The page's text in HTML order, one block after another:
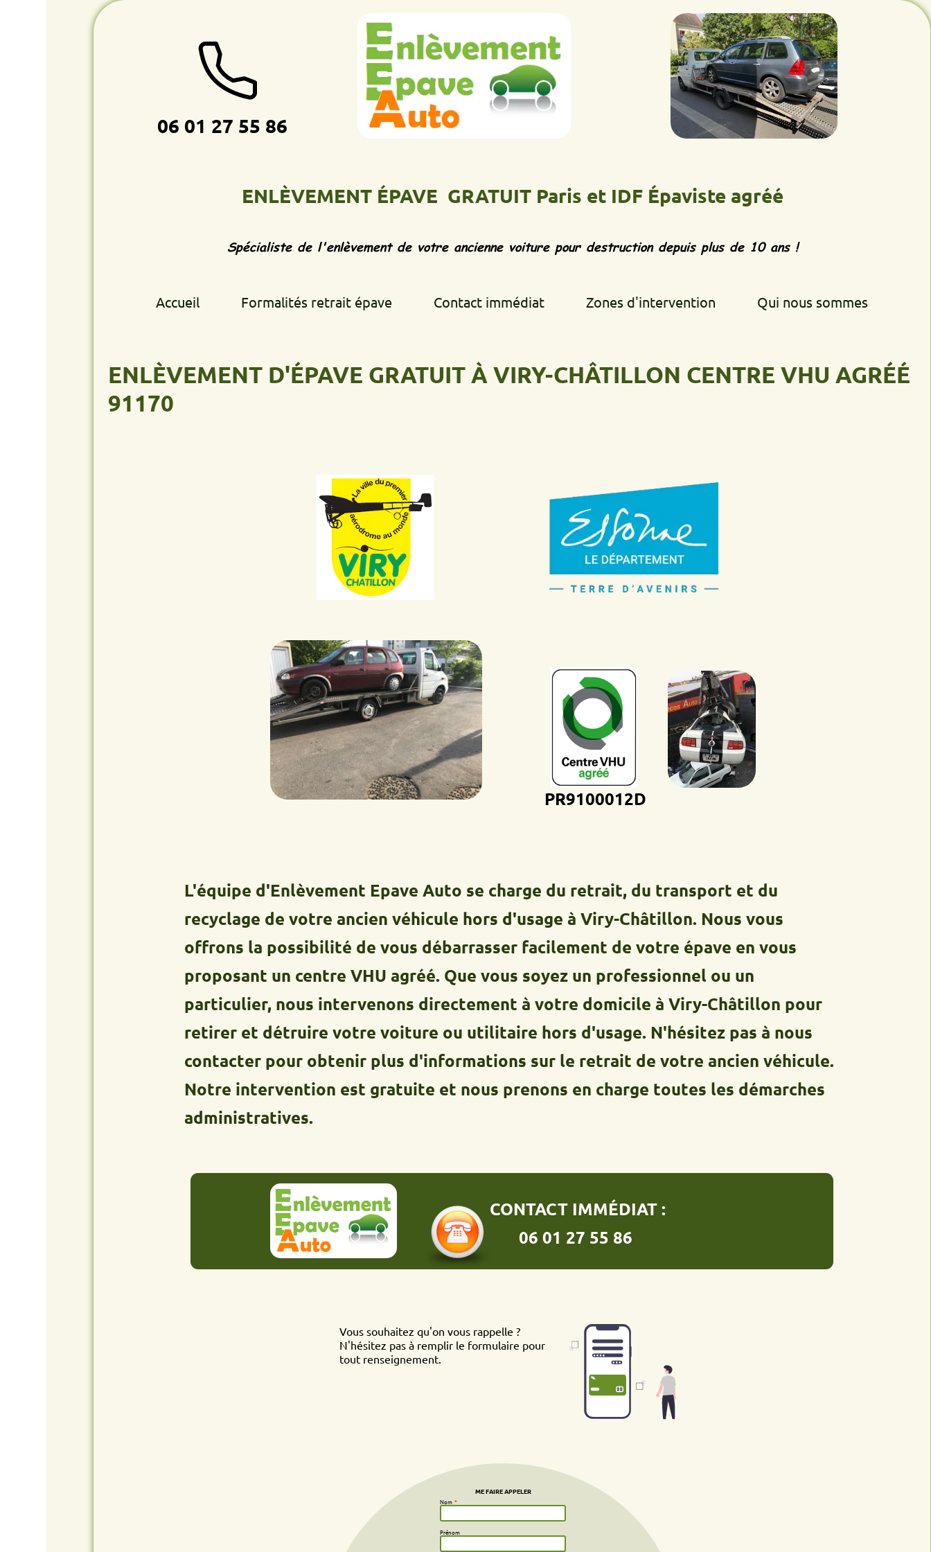
ENLÈVEMENT ÉPAVE GRATUIT Paris et IDFÉpaviste agréé
Spécialiste de l'enlèvement de votre ancienne voiture pour destruction depuis plus de 10 ans !
Formalités retrait épave Contact immédiat Zones d'intervention Qui nous sommes
06 01 27 55 86
ENLÈVEMENT D'ÉPAVE GRATUIT À VIRY-CHÂTILLONCENTRE VHU AGRÉÉ
91170
PR9100012D
L'équipe d'Enlèvement Epave Auto se charge du retrait, du transport et du
recyclage de votre ancien véhicule hors d'usage à Viry-Châtillon. Nous vous
offrons la possibilité de vous débarrasser facilement de votre épave en vous
proposant un centre VHU agréé. Que vous soyez un professionnel ou un
particulier, nous intervenons directement à votre domicile à Viry-Châtillon pour
retirer et détruire votre voiture ou utilitaire hors d'usage. N'hésitez pas à nous
contacter pour obtenir plus d'informations sur le retrait de votre ancien véhicule.
Notre intervention est gratuite et nous prenons en charge toutes les démarches
administratives.
CONTACT IMMÉDIAT :
06 01 27 55 86
Vous souhaitez qu'on vous rappelle ?
N'hésitez pas à remplir le formulaire pour
tout renseignement.
ME FAIRE APPELER